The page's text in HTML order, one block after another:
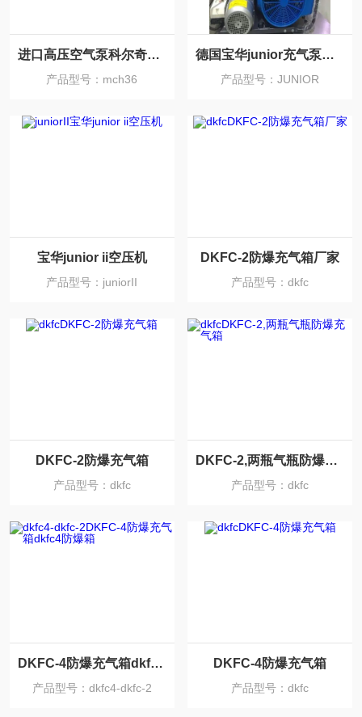
进口高压空气泵科尔奇MCH36排量650L填充泵
产品型号：mch36
德国宝华junior充气泵保养
产品型号：JUNIOR
宝华junior ii空压机
产品型号：juniorII
DKFC-2防爆充气箱厂家
产品型号：dkfc
DKFC-2防爆充气箱
产品型号：dkfc
DKFC-2,两瓶气瓶防爆充气箱
产品型号：dkfc
DKFC-4防爆充气箱dkfc4防爆箱
产品型号：dkfc4-dkfc-2
DKFC-4防爆充气箱
产品型号：dkfc